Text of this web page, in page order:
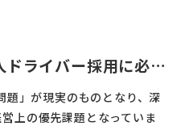
ライバー採用に必須
」が現実のものとなり、深
上の優先課題となっていま